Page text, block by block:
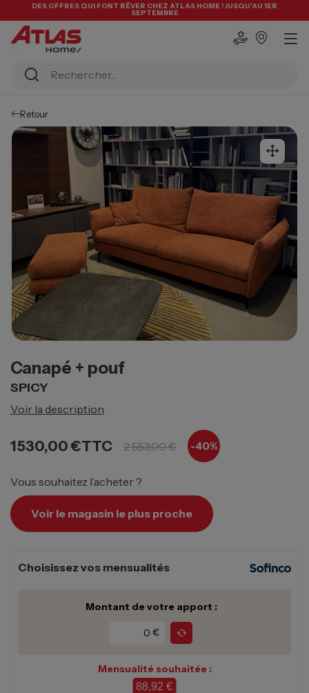
DES OFFRES QUI FONT RÊVER CHEZ ATLAS HOME ! JUSQU'AU 1ER
SEPTEMBRE
Retour
Canapé + pouf
SPICY
Voir la description
1 530,00 €TTC 2 553,00 € -40%
Vous souhaitez l’acheter ?
Voir le magasin le plus proche
Choisissez vos mensualités
Montant de votre apport :
€
Mensualité souhaitée :
88,92 €